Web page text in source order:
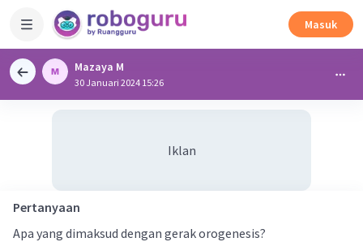
Masuk
Mazaya M
30 Januari 2024 15:26
Iklan
Pertanyaan
Apa yang dimaksud dengan gerak orogenesis?